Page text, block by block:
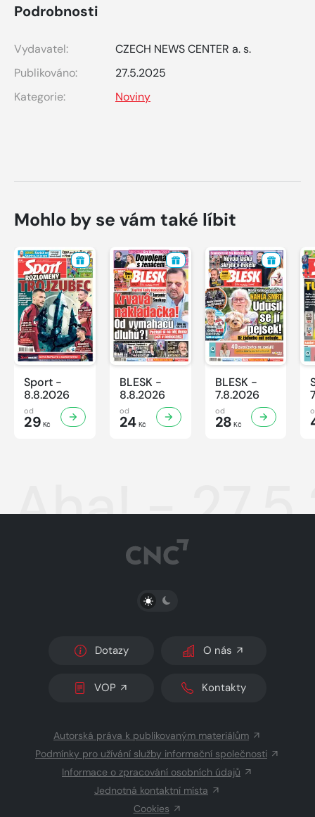
Podrobnosti
Vydavatel:
CZECH NEWS CENTER a. s.
Publikováno:
27.5.2025
Kategorie:
Noviny
Mohlo by se vám také líbit
Sport -
8.8.2026
od
29 Kč
BLESK -
8.8.2026
od
24Kč
BLESK -
7.8.2026
od
28 Kč
Aha! -
PŘEPNOUT SVĚTLÝ/TMAVÝ REŽIM
Dotazy O nás
VOP Kontakty
Autorská práva k publikovaným materiálům
Podmínky pro užívání služby informační společnosti
Informace o zpracování osobních údajů
Jednotná kontaktní místa
Cookies